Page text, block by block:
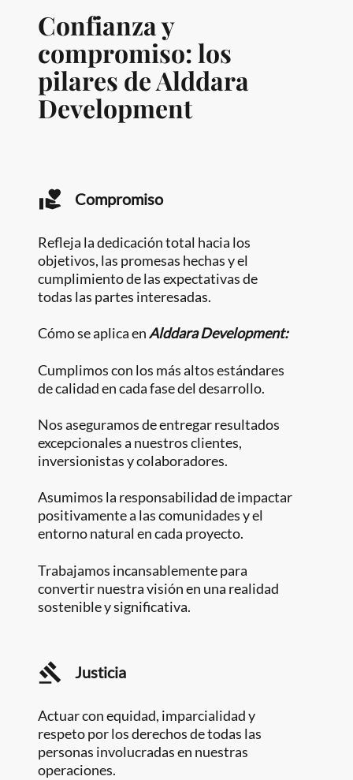
Confianza y
compromiso: los
pilares de Alddara
Development
Compromiso
Refleja la dedicación total hacia los
objetivos, las promesas hechas y el
cumplimiento de las expectativas de
todas las partes interesadas.
Cómo se aplica enAlddara Development:
Cumplimos con los más altos estándares
de calidad en cada fase del desarrollo.
Nos aseguramos de entregar resultados
excepcionales a nuestros clientes,
inversionistas y colaboradores.
Asumimos la responsabilidad de impactar
positivamente a las comunidades y el
entorno natural en cada proyecto.
Trabajamos incansablemente para
convertir nuestra visión en una realidad
sostenible y significativa.
Justicia
Actuar con equidad, imparcialidad y
respeto por los derechos de todas las
personas involucradas en nuestras
operaciones.